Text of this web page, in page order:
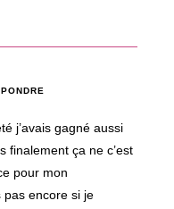
j’avais gagné aussi
finalement ça ne c’est
pour mon
pas encore si je